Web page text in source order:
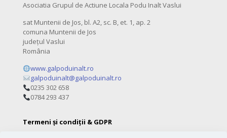
Asociatia Grupul de Actiune Locala Podu Inalt Vaslui
sat Muntenii de Jos, bl. A2, sc. B, et. 1, ap. 2
comuna Muntenii de Jos
județul Vaslui
România
www.galpoduinalt.ro
galpoduinalt@galpoduinalt.ro
0235 302 658
0784 293 437
Termeni și condiții & GDPR